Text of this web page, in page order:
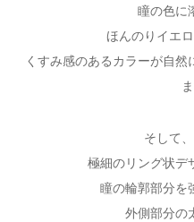
瞳の色に
ほんのりイエ
くすみ感のあるカラーが自
そして
極細のリング状デ
瞳の輪郭部分を
外側部分の